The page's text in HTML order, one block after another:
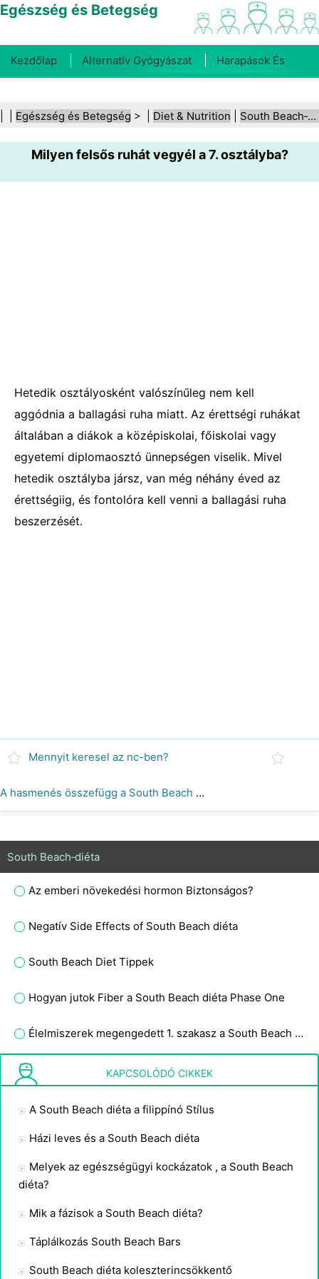
Egészség és Betegség
Kezdőlap Alternatív Gyógyászat Harapások És
Fogegészség Diéta És Táplálkozás Családi
Egészség Egészségügyi Ágazat Mentális Egészség
Közegészségügy És Biztonság Sebészet És
Egészség és Betegség > | Diet & Nutrition South Beach‑diéta
Milyen felsős ruhát vegyél a 7. osztályba?
Hetedik osztályosként valószínűleg nem kell
aggódnia a ballagási ruha miatt. Az érettségi ruhákat
általában a diákok a középiskolai, főiskolai vagy
egyetemi diplomaosztó ünnepségen viselik. Mivel
hetedik osztályba jársz, van még néhány éved az
érettségiig, és fontolóra kell venni a ballagási ruha
beszerzését.
Mennyit keresel az nc-ben?
A hasmenés összefügg a South Beach diétával?
South Beach‑diéta
Az emberi növekedési hormon Biztonságos?
Negatív Side Effects of South Beach diéta
South Beach Diet Tippek
Hogyan jutok Fiber a South Beach diéta Phase One
Élelmiszerek megengedett 1. szakasz a South Beach diéta
South Beach Diet irányelvek
KAPCSOLÓDÓ CIKKEK
A South Beach diéta a filippínó Stílus
Házi leves és a South Beach diéta
Melyek az egészségügyi kockázatok , a South Beach
diéta?
Mik a fázisok a South Beach diéta?
Táplálkozás South Beach Bars
South Beach diéta koleszterincsökkentő